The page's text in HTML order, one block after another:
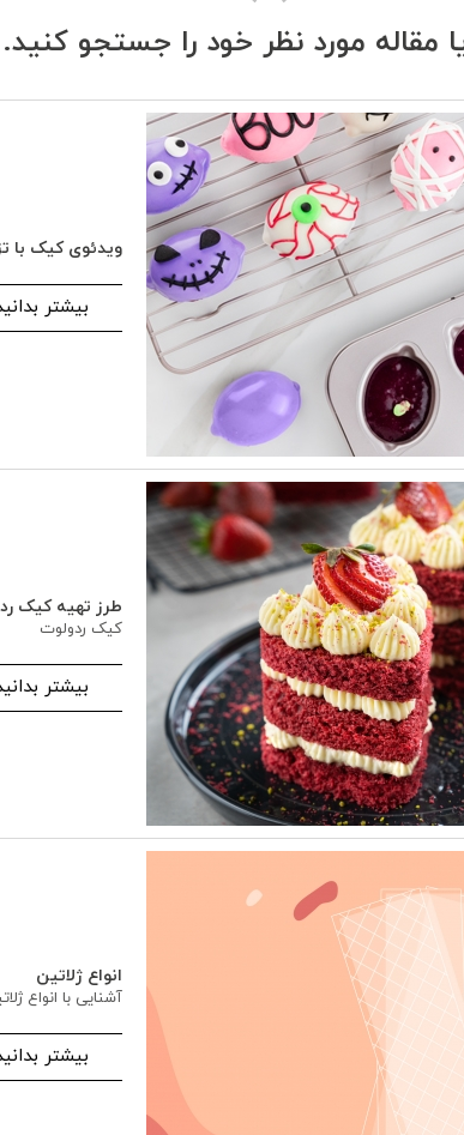
یا مقاله مورد نظر خود را جستجو کنید.
ویدئوی کیک با
بیشتر
طرز تهیه کیک
کیک ردولوت
بیشتر
انواع ژلاتین
آشنایی با انواع
بیشتر